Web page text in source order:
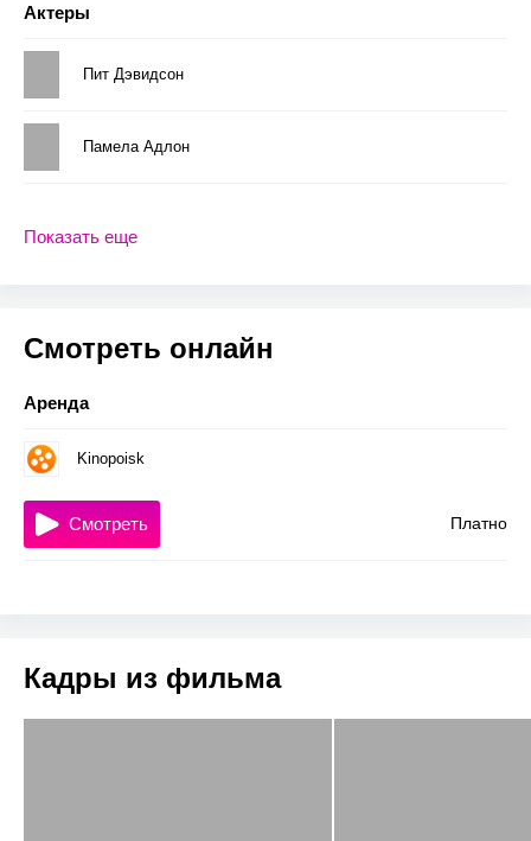
Актеры
Пит Дэвидсон
Памела Адлон
Показать еще
Смотреть онлайн
Аренда
Kinopoisk
Платно
Смотреть
Кадры из фильма